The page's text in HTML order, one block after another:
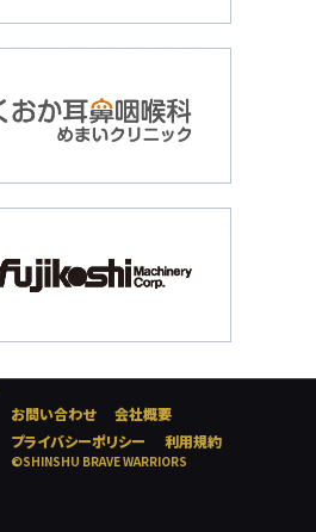
お問い合わせ
会社概要
プライバシーポリシー
利用規約
©SHINSHU BRAVE WARRIORS